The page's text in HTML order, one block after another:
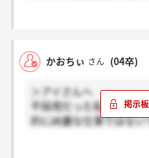
れたりした事もあった
書って、ホント見られた
かおちぃ さん (04卒)
＞アイさんへ
不採用だった私が言う
的に綺麗な仕事ではな
でも面接だけでも受け